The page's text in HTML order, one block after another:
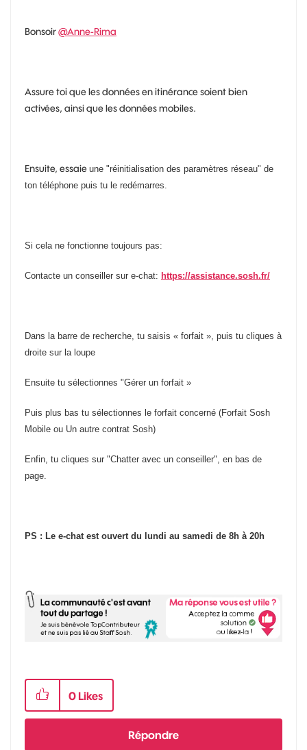
Bonsoir@Anne-Rima
Assure toi que les données en itinérance soient bien
activées, ainsi que les données mobiles.
Ensuite, essaie une "réinitialisation des paramètres réseau" de
ton téléphone puis tu le redémarres.
Si cela ne fonctionne toujours pas:
Contacte un conseiller sur e-chat: https://assistance.sosh.fr/
Dans la barre de recherche, tu saisis « forfait », puis tu cliques à
droite sur la loupe
Ensuite tu sélectionnes "Gérer un forfait »
Puis plus bas tu sélectionnes le forfait concerné (Forfait Sosh
Mobile ou Un autre contrat Sosh)
Enfin, tu cliques sur "Chatter avec un conseiller", en bas de
page.
PS : Le e-chat est ouvert du lundi au samedi de 8h à 20h
0 Likes
Répondre